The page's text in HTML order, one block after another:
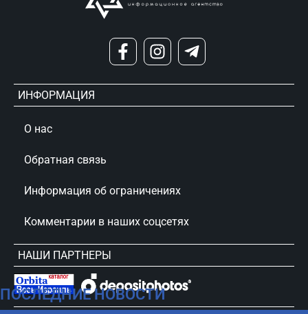
ПОСЛЕДНИЕ НОВОСТИ
ИНФОРМАЦИЯ
О нас
Обратная связь
Информация об ограничениях
Комментарии в наших соцсетях
НАШИ ПАРТНЕРЫ